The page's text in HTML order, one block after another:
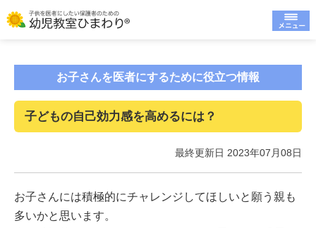
お子さんを医者にするために役立つ情報
子どもの自己効力感を高めるには？
最終更新日 2023年07月08日
お子さんには積極的にチャレンジしてほしいと願う親も
多いかと思います。